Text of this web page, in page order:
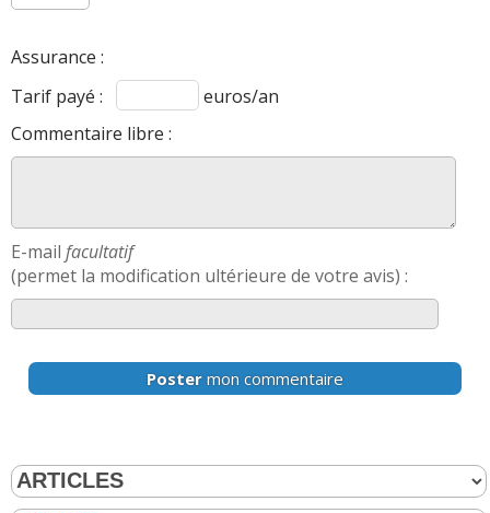
Assurance :
Tarif payé :
euros/an
Commentaire libre :
E-mail facultatif
(permet la modification ultérieure de votre avis) :
Poster mon commentaire